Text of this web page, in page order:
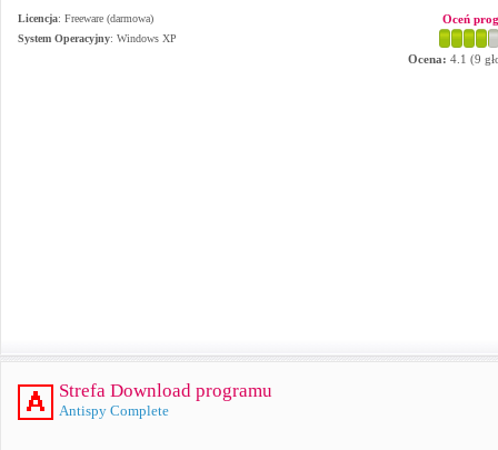
Licencja: Freeware (darmowa)
System Operacyjny: Windows XP
Oceń
Ocena: 4.1 (9
Strefa Download programu
Antispy Complete